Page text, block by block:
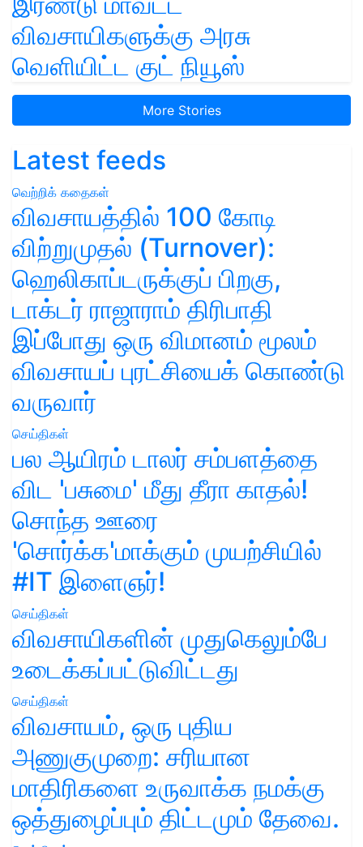
விவசாயிகளுக்கு அரசு
வெளியிட்ட குட் நியூஸ்
More Stories
Latest feeds
வெற்றிக் கதைகள்
விவசாயத்தில் 100 கோடி
விற்றுமுதல் (Turnover):
ஹெலிகாப்டருக்குப் பிறகு,
டாக்டர் ராஜாராம் திரிபாதி
இப்போது ஒரு விமானம் மூலம்
விவசாயப் புரட்சியைக் கொண்டு
வருவார்
செய்திகள்
பல ஆயிரம் டாலர் சம்பளத்தை
விட 'பசுமை' மீது தீரா காதல்!
சொந்த ஊரை
'சொர்க்க'மாக்கும் முயற்சியில்
#IT இளைஞர்!
செய்திகள்
விவசாயிகளின் முதுகெலும்பே
உடைக்கப்பட்டுவிட்டது
செய்திகள்
விவசாயம், ஒரு புதிய
அணுகுமுறை: சரியான
மாதிரிகளை உருவாக்க நமக்கு
ஒத்துழைப்பும் திட்டமும் தேவை.